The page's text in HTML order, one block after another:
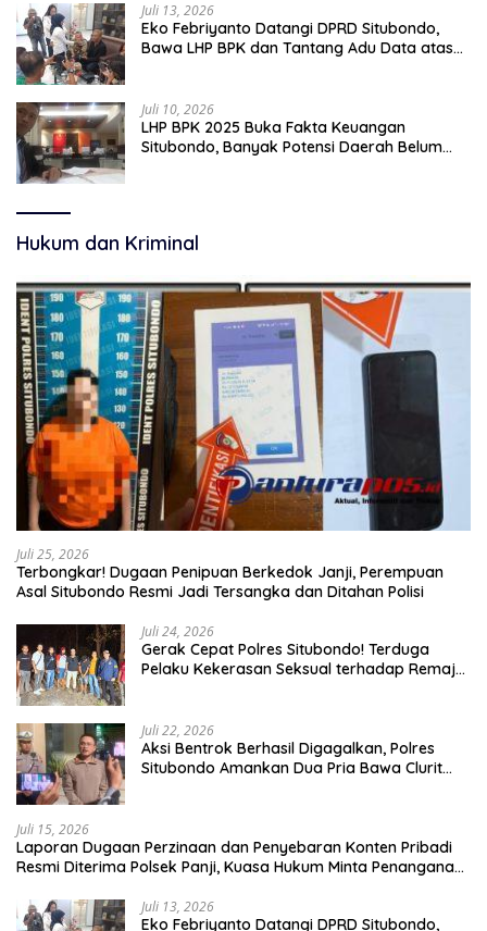
Juli 13, 2026
Eko Febriyanto Datangi DPRD Situbondo,
Bawa LHP BPK dan Tantang Adu Data atas
Juli 10, 2026
LHP BPK 2025 Buka Fakta Keuangan
Situbondo, Banyak Potensi Daerah Belum
Hukum dan Kriminal
Juli 25, 2026
Terbongkar! Dugaan Penipuan Berkedok Janji, Perempuan
Asal Situbondo Resmi Jadi Tersangka dan Ditahan Polisi
Juli 24, 2026
Gerak Cepat Polres Situbondo! Terduga
Pelaku Kekerasan Seksual terhadap Remaja
Juli 22, 2026
Aksi Bentrok Berhasil Digagalkan, Polres
Situbondo Amankan Dua Pria Bawa Clurit
Juli 15, 2026
Laporan Dugaan Perzinaan dan Penyebaran Konten Pribadi
Resmi Diterima Polsek Panji, Kuasa Hukum Minta Penanganan
Juli 13, 2026
Eko Febriyanto Datangi DPRD Situbondo,